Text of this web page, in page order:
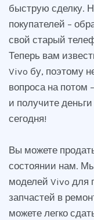
быструю сделку.
покупателей –
свой старый
Теперь вам
Vivo бу, поэтому
вопроса на потом
и получите
сегодня!
Вы можете
состоянии нам.
моделей Vivo для
запчастей в
можете легко